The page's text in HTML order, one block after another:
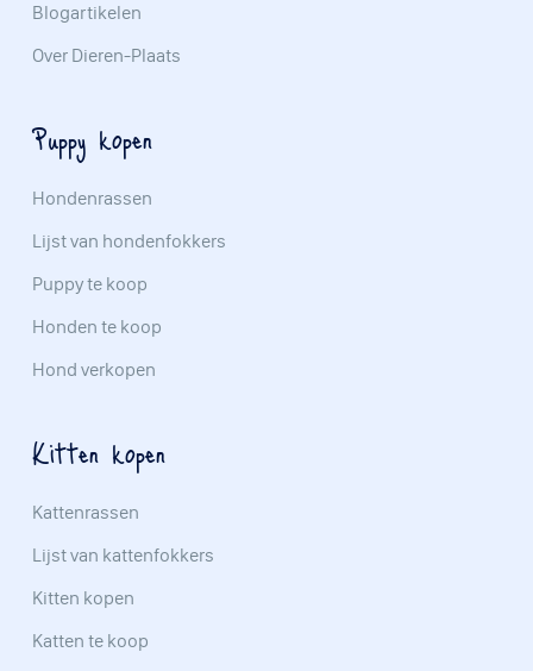
Blogartikelen
Over Dieren-Plaats
Puppy kopen
Hondenrassen
Lijst van hondenfokkers
Puppy te koop
Honden te koop
Hond verkopen
Kitten kopen
Kattenrassen
Lijst van kattenfokkers
Kitten kopen
Katten te koop